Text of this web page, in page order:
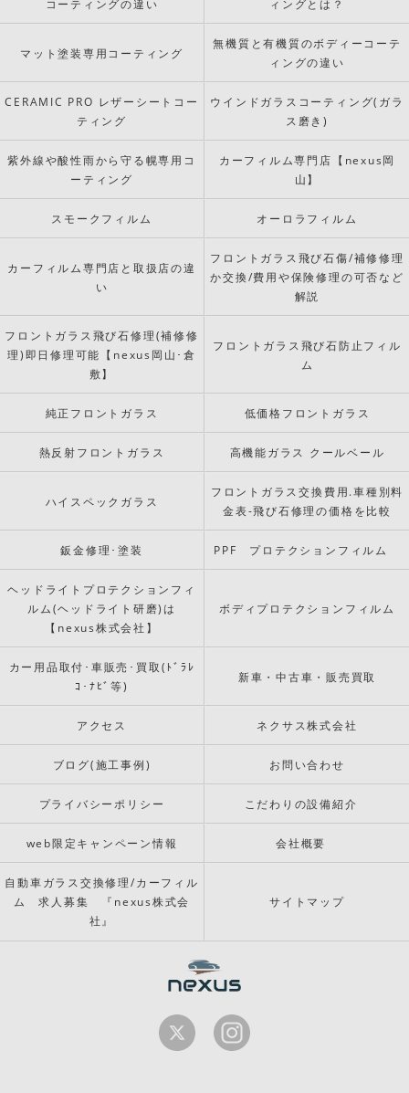
コーティングの違い
ィングとは？
マット塗装専用コーティング
無機質と有機質のボディーコーテ
ィングの違い
CERAMIC PRO レザーシートコー
ティング
ウインドガラスコーティング(ガラ
ス磨き)
紫外線や酸性雨から守る幌専用コ
ーティング
カーフィルム専門店【nexus岡
山】
スモークフィルム オーロラフィルム
カーフィルム専門店と取扱店の違
い
フロントガラス飛び石傷/補修修理
か交換/費用や保険修理の可否など
解説
フロントガラス飛び石修理(補修修
理)即日修理可能【nexus岡山･倉
敷】
フロントガラス飛び石防止フィル
ム
純正フロントガラス 低価格フロントガラス
熱反射フロントガラス 高機能ガラス クールベール
ハイスペックガラス
フロントガラス交換費用.車種別料
金表-飛び石修理の価格を比較
鈑金修理･塗装 PPF プロテクションフィルム
ヘッドライトプロテクションフィ
ルム(ヘッドライト研磨)は
【nexus株式会社】
ボディプロテクションフィルム
カー用品取付･車販売･買取(ﾄﾞﾗﾚ
ｺ･ﾅﾋﾞ等)
新車・中古車・販売買取
アクセス ネクサス株式会社
ブログ(施工事例) お問い合わせ
プライバシーポリシー こだわりの設備紹介
web限定キャンペーン情報 会社概要
自動車ガラス交換修理/カーフィル
ム 求人募集 『nexus株式会
社』
サイトマップ